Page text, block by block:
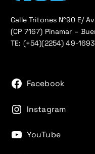
Calle Tritones N°90 E/
(CP 7167) Pinamar –
TE: (+54)(2254) 49-
Facebook
Instagram
YouTube